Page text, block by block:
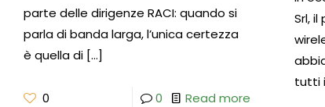
parte delle dirigenze RACI: quando si
parla di banda larga, l’unica certezza
è quella di[…]
0 0 Read more
Srl,
tutti